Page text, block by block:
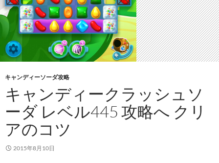
キャンディーソーダ攻略
キャンディークラッシュソ
ーダ レベル445 攻略へ クリ
アのコツ
2015年8月10日